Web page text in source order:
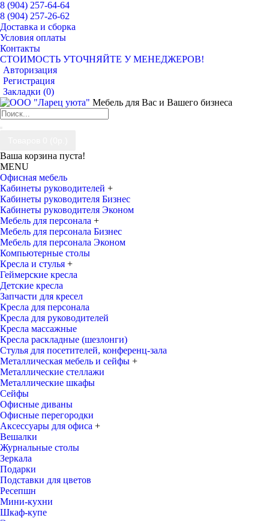
8 (904) 257-64-64
8 (904) 257-26-62
Доставка и сборка
Условия оплаты
Контакты
СТОИМОСТЬ УТОЧНЯЙТЕ У МЕНЕДЖЕРОВ!
Авторизация
Регистрация
Закладки (0)
Мебель для Вас и Вашего бизнеса
Ваша корзина пуста!
MENU
Офисная мебель
Кабинеты руководителей +
Кабинеты руководителя Бизнес
Кабинеты руководителя Эконом
Мебель для персонала +
Мебель для персонала Бизнес
Мебель для персонала Эконом
Компьютерные столы
Кресла и стулья +
Геймерские кресла
Детские кресла
Запчасти для кресел
Кресла для персонала
Кресла для руководителей
Кресла массажные
Кресла раскладные (шезлонги)
Стулья для посетителей, конференц-зала
Металлическая мебель и сейфы +
Металлические стеллажи
Металлические шкафы
Сейфы
Офисные диваны
Офисные перегородки
Аксессуары для офиса +
Вешалки
Журнальные столы
Зеркала
Подарки
Подставки для цветов
Ресепшн
Мини-кухни
Шкаф-купе